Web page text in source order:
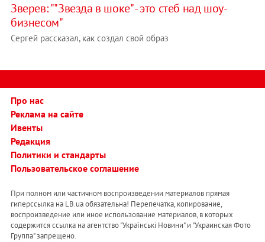
Зверев: ""Звезда в шоке" - это стеб над шоу-
бизнесом"
Сергей рассказал, как создал свой образ
Про нас
Реклама на сайте
Ивенты
Редакция
Политики и стандарты
Пользовательское соглашение
При полном или частичном воспроизведении материалов прямая
гиперссылка на LB.ua обязательна! Перепечатка, копирование,
воспроизведение или иное использование материалов, в которых
содержится ссылка на агентство "Українськi Новини" и "Украинская Фото
Группа" запрещено.